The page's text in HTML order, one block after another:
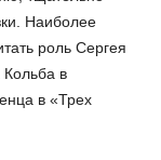
Наиболее
роль Сергея
Кольба в
в «Трех